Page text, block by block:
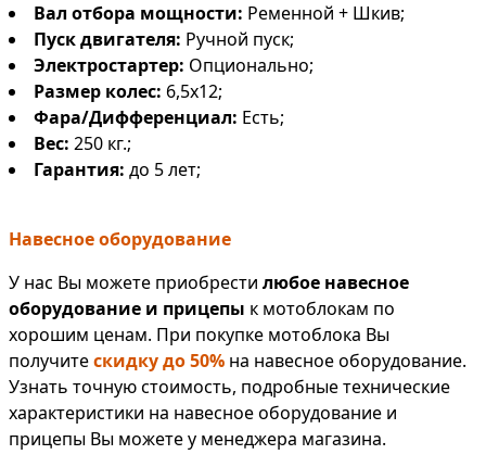
Вал отбора мощности: Ременной + Шкив;
Пуск двигателя: Ручной пуск;
Электростартер: Опционально;
Размер колес: 6,5х12;
Фара/Дифференциал: Есть;
Вес: 250 кг.;
Гарантия: до 5 лет;
Навесное оборудование
У нас Вы можете приобрести любое навесное
оборудование и прицепы к мотоблокам по
хорошим ценам. При покупке мотоблока Вы
получитескидку до 50% на навесное оборудование.
Узнать точную стоимость, подробные технические
характеристики на навесное оборудование и
прицепы Вы можете у менеджера магазина.